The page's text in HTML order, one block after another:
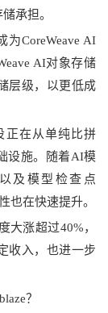
承担。
CoreWeave AI
AI对象存储
层级，以更低成
正在从单纯比拼
设施。随着AI模
及模型检查点
也在快速提升。
大涨超过40%，
收入，也进一步
？